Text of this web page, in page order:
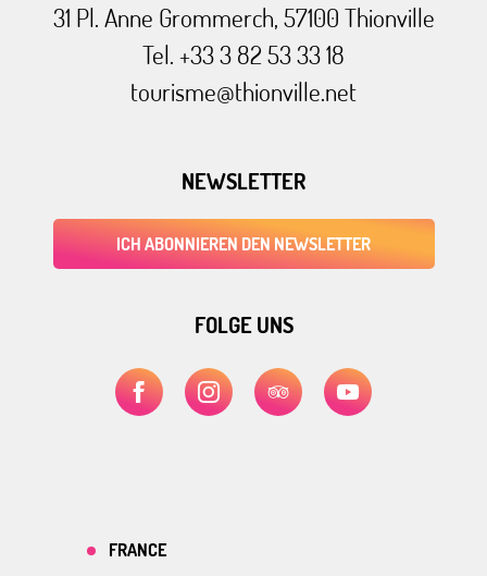
31 Pl. Anne Grommerch, 57100 Thionville
Tel. +33 3 82 53 33 18
tourisme@thionville.net
NEWSLETTER
ICH ABONNIEREN DEN NEWSLETTER
FOLGE UNS
FRANCE